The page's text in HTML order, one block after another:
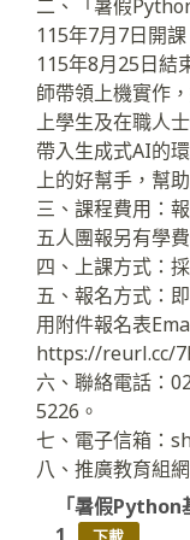
二、「暑假
115年7月7日開
115年8月25日結
師帶領上機實作
上學生及在職人
帶入生成式AI的
上的好幫手，幫
三、課程費用：
五人團報另有學
四、上課方式：
五、報名方式：
用附件報名表
https://reurl.cc/
六、聯絡電話：
5226。
七、電子信箱：
八、推廣教育組
「暑假Python